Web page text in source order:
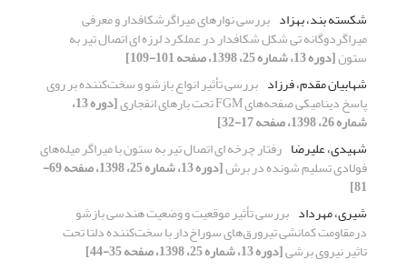
شکسته بند، بهزاد بررسی نوارهای میراگرشکافدار و معرفی
میراگردوگانه تی شکل شکافدار در عملکرد لرزه ای اتصال تیر به
ستون[دوره 13، شماره 25، 1398، صفحه 101-109]
شهابیان مقدم، فرزاد بررسی تأثیر انواع بازشو و سخت‌کننده بر روی
پاسخ دینامیکی صفحه‌های FGM تحت بارهای انفجاری [دوره 13،
شماره 26، 1398، صفحه 17-32]
شهیدی، علیرضا رفتار چرخه ای اتصال تیر به ستون با میراگر میله‌های
فولادی تسلیم شونده در برش [دوره 13، شماره 25، 1398، صفحه 69-
81]
شیری، مهرداد بررسی تأثیر موقعیت و وضعیت هندسی بازشو
درمقاومت کمانشی تیرورق‌های سوراخ‌دار با سخت‌کننده دلتا تحت
تاثیر نیروی برشی[دوره 13، شماره 25، 1398، صفحه 35-44]